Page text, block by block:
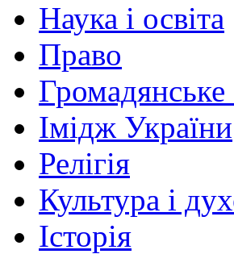
Наука і освіта
Право
Громадянське
Імідж України
Релігія
Культура і
Історія